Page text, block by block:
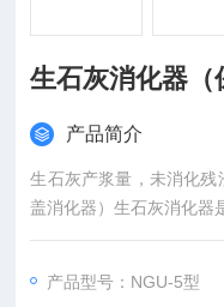
生石灰消化器（
产品简介
生石灰产浆量，未消化
盖消化器）生石灰消化器
法第1部分：物理试验方法 相关
以每升10千克（L/10千克
产品型号：NGU-5型